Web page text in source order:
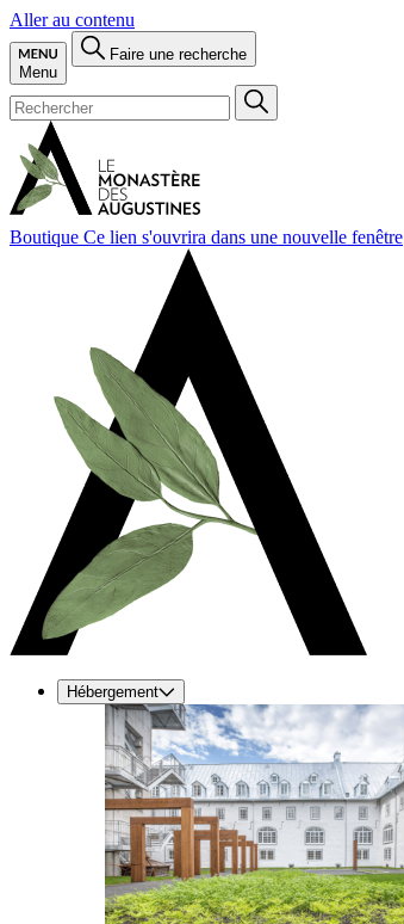
Aller au contenu
Menu
Faire une recherche
Boutique Ce lien s'ouvrira dans une nouvelle fenêtre
Hébergement